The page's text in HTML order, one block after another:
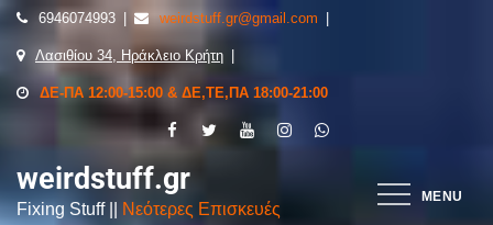
6946074993 weirdstuff.gr@gmail.com
Λασιθίου 34, Ηράκλειο Κρήτη
ΔΕ-ΠΑ 12:00-15:00 & ΔΕ,ΤΕ,ΠΑ 18:00-21:00
MENU
weirdstuff.gr
Fixing Stuff || Νεότερες Επισκευές